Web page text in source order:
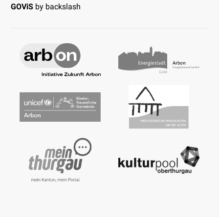
GOViS by backslash